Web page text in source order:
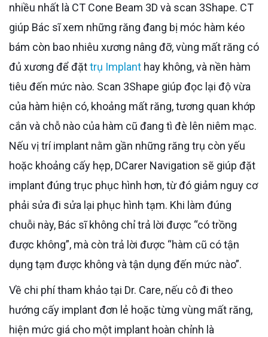
nhiều nhất là CT Cone Beam 3D và scan 3Shape. CT
giúp Bác sĩ xem những răng đang bị móc hàm kéo
bám còn bao nhiêu xương nâng đỡ, vùng mất răng có
đủ xương để đặttrụ Implant hay không, và nền hàm
tiêu đến mức nào. Scan 3Shape giúp đọc lại độ vừa
của hàm hiện có, khoảng mất răng, tương quan khớp
cắn và chỗ nào của hàm cũ đang tì đè lên niêm mạc.
Nếu vị trí implant nằm gần những răng trụ còn yếu
hoặc khoảng cấy hẹp, DCarer Navigation sẽ giúp đặt
implant đúng trục phục hình hơn, từ đó giảm nguy cơ
phải sửa đi sửa lại phục hình tạm. Khi làm đúng
chuỗi này, Bác sĩ không chỉ trả lời được “có trồng
được không”, mà còn trả lời được “hàm cũ có tận
dụng tạm được không và tận dụng đến mức nào”.
Về chi phí tham khảo tại Dr. Care, nếu cô đi theo
hướng cấy implant đơn lẻ hoặc từng vùng mất răng,
hiện mức giá cho một implant hoàn chỉnh là